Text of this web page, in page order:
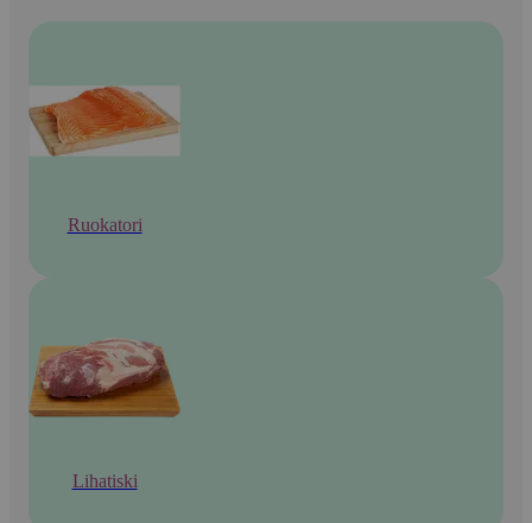
Ruokatori
Lihatiski